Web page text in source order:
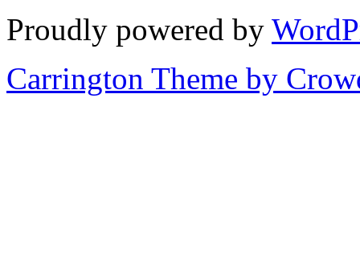
Proudly powered by
Carrington Theme by